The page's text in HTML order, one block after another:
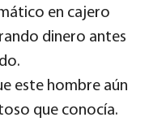
en cajero
dinero antes
este hombre aún
que conocía.